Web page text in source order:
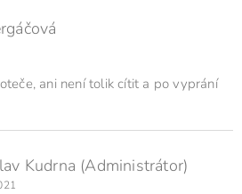
je 5 z 5 hvězdiček.
ani není tolik cítit a po vyprání
Kudrna (Administrátor)